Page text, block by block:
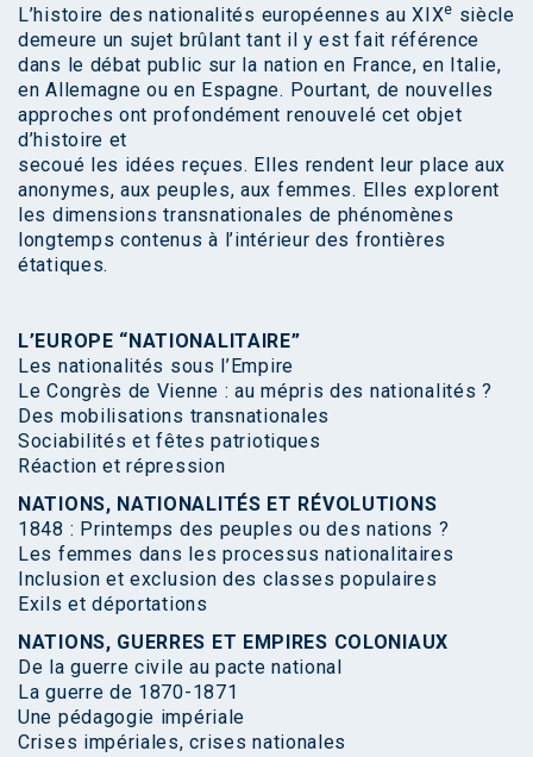
L’histoire des nationalités européennes au XIXe siècle
demeure un sujet brûlant tant il y est fait référence
dans le débat public sur la nation en France, en Italie,
en Allemagne ou en Espagne. Pourtant, de nouvelles
approches ont profondément renouvelé cet objet
d’histoire et
secoué les idées reçues. Elles rendent leur place aux
anonymes, aux peuples, aux femmes. Elles explorent
les dimensions transnationales de phénomènes
longtemps contenus à l’intérieur des frontières
étatiques.
L’EUROPE “NATIONALITAIRE”
Les nationalités sous l’Empire
Le Congrès de Vienne : au mépris des nationalités ?
Des mobilisations transnationales
Sociabilités et fêtes patriotiques
Réaction et répression
NATIONS, NATIONALITÉS ET RÉVOLUTIONS
1848 : Printemps des peuples ou des nations ?
Les femmes dans les processus nationalitaires
Inclusion et exclusion des classes populaires
Exils et déportations
NATIONS, GUERRES ET EMPIRES COLONIAUX
De la guerre civile au pacte national
La guerre de 1870-1871
Une pédagogie impériale
Crises impériales, crises nationales